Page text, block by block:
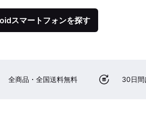
スマートフォンを探す
全商品・全国送料無料 30日間